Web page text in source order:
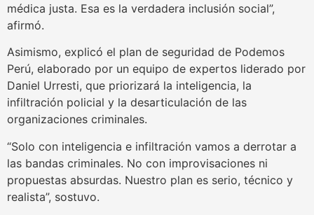
médica justa. Esa es la verdadera inclusión social”,
afirmó.
Asimismo, explicó el plan de seguridad de Podemos
Perú, elaborado por un equipo de expertos liderado por
Daniel Urresti, que priorizará la inteligencia, la
infiltración policial y la desarticulación de las
organizaciones criminales.
“Solo con inteligencia e infiltración vamos a derrotar a
las bandas criminales. No con improvisaciones ni
propuestas absurdas. Nuestro plan es serio, técnico y
realista”, sostuvo.